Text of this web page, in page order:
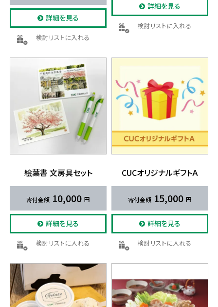
詳細を見る
検討リストに入れる
詳細を見る
検討リストに入れる
絵葉書 文房具セット
10,000
詳細を見る
検討リストに入れる
CUCオリジナルギフトＡ
15,000
詳細を見る
検討リストに入れる